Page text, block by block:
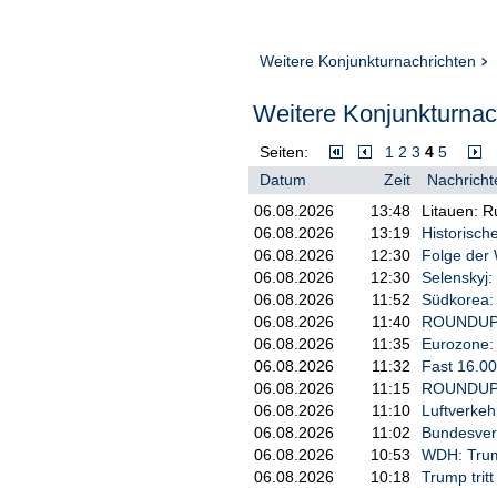
Weitere Konjunkturnachrichten
Weitere
Seiten: 1 2 3 4 5
Datum
Zeit
06.08.2026
13:48
Litauen:
06.08.2026
13:19
06.08.2026
12:30
Folge der
06.08.2026
12:30
06.08.2026
11:52
06.08.2026
11:40
06.08.2026
11:35
06.08.2026
11:32
Fast
06.08.2026
11:15
06.08.2026
11:10
06.08.2026
11:02
06.08.2026
10:53
WDH:
06.08.2026
10:18
Trump